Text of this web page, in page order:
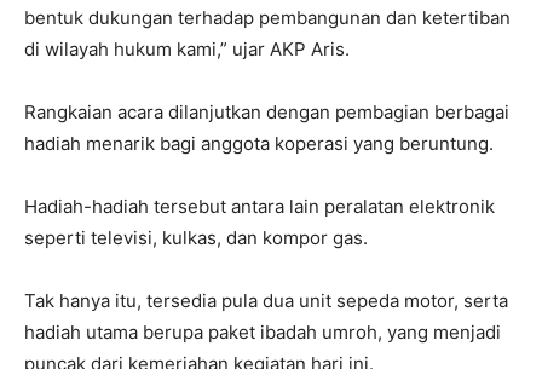
bentuk dukungan terhadap pembangunan dan ketertiban
di wilayah hukum kami,” ujar AKP Aris.
Rangkaian acara dilanjutkan dengan pembagian berbagai
hadiah menarik bagi anggota koperasi yang beruntung.
Hadiah-hadiah tersebut antara lain peralatan elektronik
seperti televisi, kulkas, dan kompor gas.
Tak hanya itu, tersedia pula dua unit sepeda motor, serta
hadiah utama berupa paket ibadah umroh, yang menjadi
puncak dari kemeriahan kegiatan hari ini.